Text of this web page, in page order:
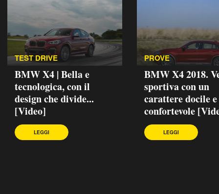
TEST DRIVE
BMW X4 | Bella e
tecnologica, con il
design che divide...
[Video]
LEGGI
PROVE
BMW X4 2018.
sportiva con un
carattere docile e
confortevole
LEGGI